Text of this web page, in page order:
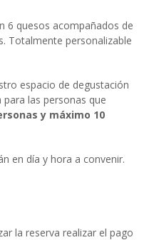
6 quesos acompañados de
Totalmente personalizable
espacio de degustación
las personas que
y máximo 10
en día y hora a convenir.
la reserva realizar el pago